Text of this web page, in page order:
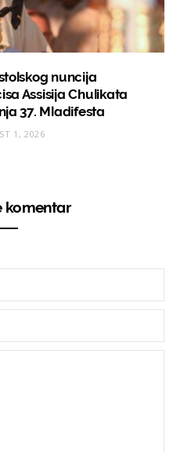
nuncija
Assisija Chulikata
37. Mladifesta
1, 2026
komentar